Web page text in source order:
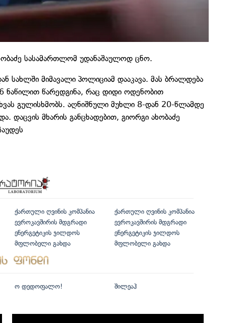
სასამართლომ უდანაშაულოდ ცნო.
სახლში მიმავალი პოლიციამ დააკავა. მას ბრალდება
ნაწილით წარედგინა, რაც დიდი ოდენობით
გულისხმობს. აღნიშნული მუხლი 8-დან 20-წლამდე
დაცვის მხარის განცხადებით, გიორგი ახობაძე
ქართული ღვინის კომპანია
ევროკავშირის მდგრადი
ენერგეტიკის ჯილდოს
მფლობელი გახდა
ქართული ღვინის კომპანია
ევროკავშირის მდგრადი
ენერგეტიკის ჯილდოს
მფლობელი გახდა
ო დედოფალო! შილეაჰ